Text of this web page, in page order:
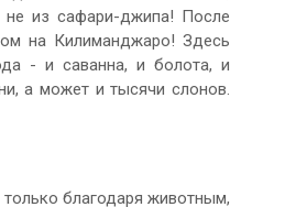
из сафари-джипа! После
на Килиманджаро! Здесь
- и саванна, и болота, и
а может и тысячи слонов.
благодаря животным,